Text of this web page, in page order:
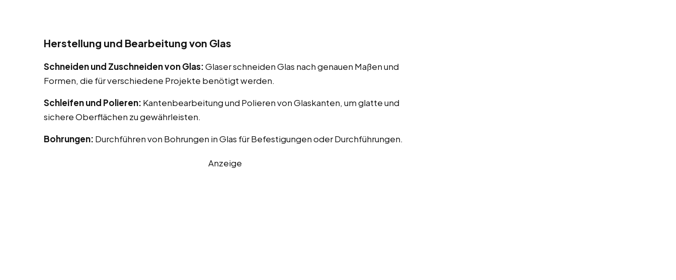
Herstellung und Bearbeitung von Glas
Schneiden und Zuschneiden von Glas:Glaser schneiden Glas nach genauen Maßen und
Formen, die für verschiedene Projekte benötigt werden.
Schleifen und Polieren: Kantenbearbeitung und Polieren von Glaskanten, um glatte und
sichere Oberflächen zu gewährleisten.
Bohrungen: Durchführen von Bohrungen in Glas für Befestigungen oder Durchführungen.
Anzeige